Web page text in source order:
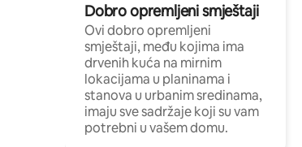
Dobro opremljeni smještaji
Ovi dobro opremljeni
smještaji, među kojima ima
drvenih kuća na mirnim
lokacijama u planinama i
stanova u urbanim sredinama,
imaju sve sadržaje koji su vam
potrebni u vašem domu.